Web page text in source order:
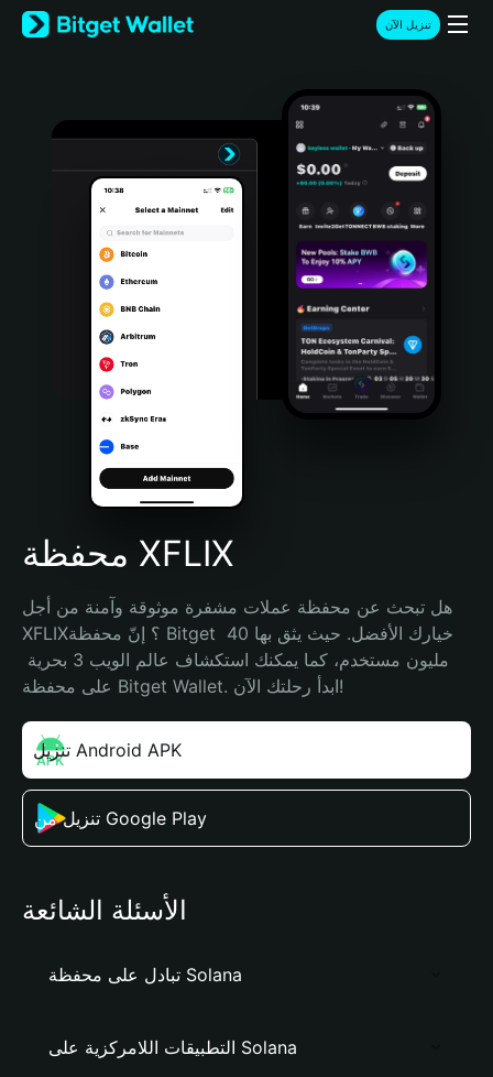
English
日本語
Türkçe
Português (Portugal)
Bahasa Indonesia
Português (Brasil)
Español (Argentina)
تنزيل الآن
محفظة XFLIX
هل تبحث عن محفظة عملات مشفرة موثوقة وآمنة من أجل
XFLIX؟ إنّ محفظة Bitget خيارك الأفضل. حيث يثق بها 40
على محفظة Bitget Wallet. ابدأ رحلتك الآن!
تنزيل Android APK
تنزيل من Google Play
الأسئلة الشائعة
تبادل على محفظة Solana
التطبيقات اللامركزية على Solana